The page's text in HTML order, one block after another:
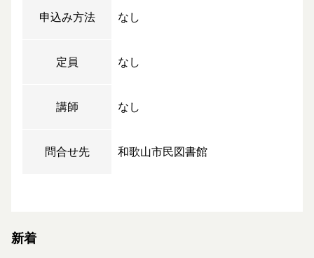
申込み方法 なし
定員 なし
講師 なし
問合せ先 和歌山市民図書館
新着